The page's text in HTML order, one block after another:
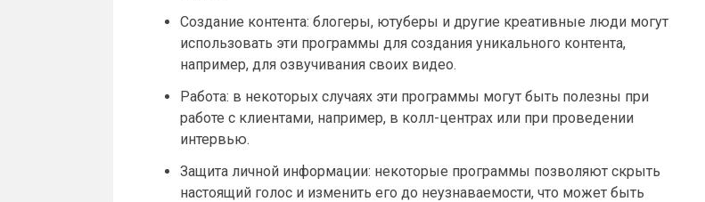
Создание контента: блогеры, ютуберы и другие креативные люди могут
использовать эти программы для создания уникального контента,
например, для озвучивания своих видео.
Работа: в некоторых случаях эти программы могут быть полезны при
работе с клиентами, например, в колл-центрах или при проведении
интервью.
Защита личной информации: некоторые программы позволяют скрыть
настоящий голос и изменить его до неузнаваемости, что может быть